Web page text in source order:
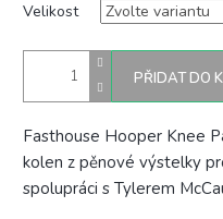
Velikost
PŘIDAT DO
Fasthouse Hooper Knee
kolen z pěnové výstelky
spolupráci s Tylerem